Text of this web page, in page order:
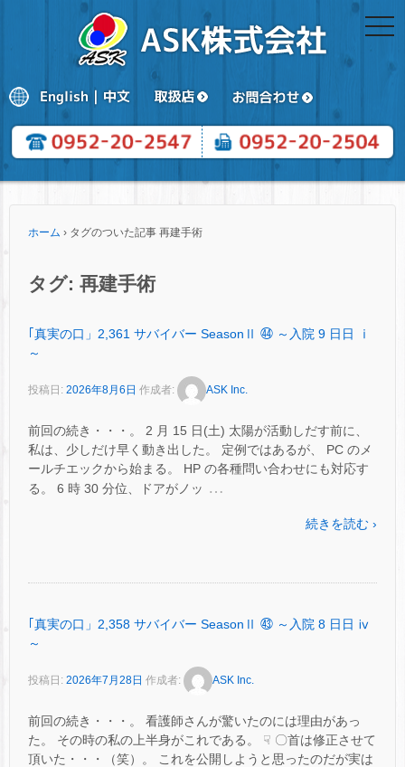
ホーム › タグのついた記事 再建手術
タグ: 再建手術
｢真実の口」2,361 サバイバー SeasonⅡ ㊹ ～入院 9 日日 ⅰ
～
投稿日: 2026年8月6日 作成者: ASK Inc.
前回の続き・・・。 2 月 15 日(土) 太陽が活動しだす前に、
私は、少しだけ早く動き出した。 定例ではあるが、 PC のメ
ールチエックから始まる。 HP の各種問い合わせにも対応す
る。 6 時 30 分位、ドアがノッ …
続きを読む ›
｢真実の口」2,358 サバイバー SeasonⅡ ㊸ ～入院 8 日日 ⅳ
～
投稿日: 2026年7月28日 作成者: ASK Inc.
前回の続き・・・。 看護師さんが驚いたのには理由があっ
た。 その時の私の上半身がこれである。 ☟ 〇首は修正させて
頂いた・・・（笑）。 これを公開しようと思ったのだが実は